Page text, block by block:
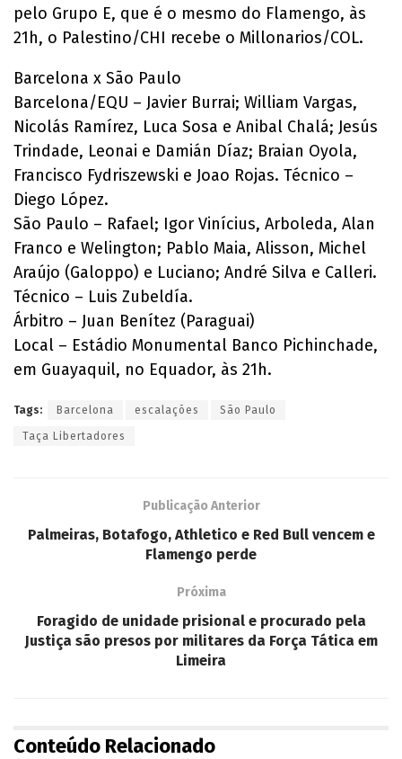
pelo Grupo E, que é o mesmo do Flamengo, às
21h, o Palestino/CHI recebe o Millonarios/COL.
Barcelona x São Paulo
Barcelona/EQU – Javier Burrai; William Vargas,
Nicolás Ramírez, Luca Sosa e Anibal Chalá; Jesús
Trindade, Leonai e Damián Díaz; Braian Oyola,
Francisco Fydriszewski e Joao Rojas. Técnico –
Diego López.
São Paulo – Rafael; Igor Vinícius, Arboleda, Alan
Franco e Welington; Pablo Maia, Alisson, Michel
Araújo (Galoppo) e Luciano; André Silva e Calleri.
Técnico – Luis Zubeldía.
Árbitro – Juan Benítez (Paraguai)
Local – Estádio Monumental Banco Pichinchade,
em Guayaquil, no Equador, às 21h.
Tags: Barcelona escalações São Paulo
Taça Libertadores
Publicação Anterior
Palmeiras, Botafogo, Athletico e Red Bull vencem e
Flamengo perde
Próxima
Foragido de unidade prisional e procurado pela
Justiça são presos por militares da Força Tática em
Limeira
Conteúdo Relacionado